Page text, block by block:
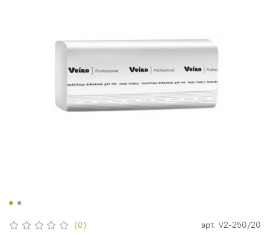
(0) арт. V2-250/20